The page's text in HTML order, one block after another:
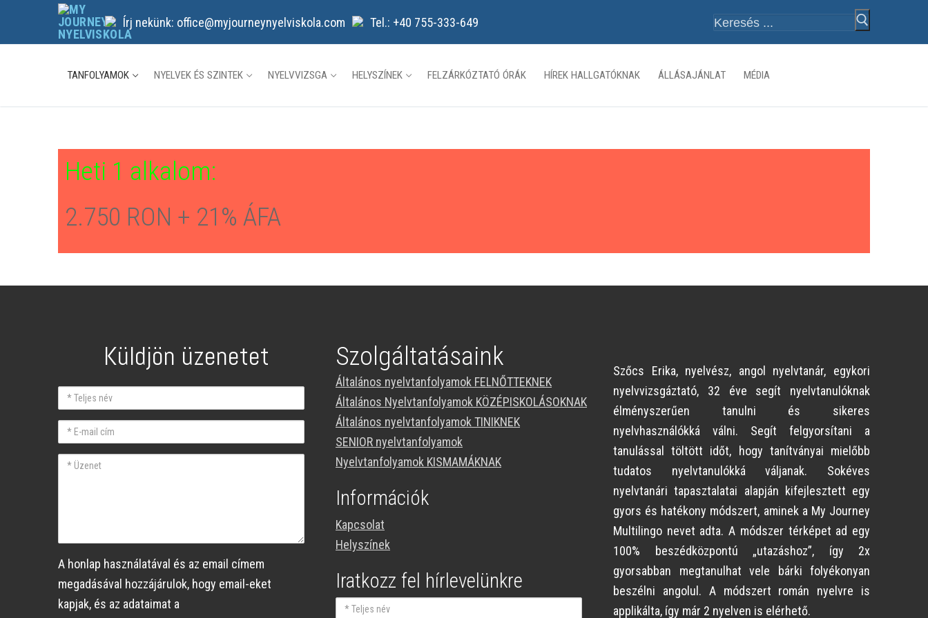
Írj nekünk: office@myjourneynyelviskola.com Tel.: +40 755-333-649 Keresése:
TANFOLYAMOK NYELVEK ÉS SZINTEK NYELVVIZSGA HELYSZÍNEK FELZÁRKÓZTATÓ ÓRÁK HÍREK HALLGATÓKNAK ÁLLÁSAJÁNLAT MÉDIA
Heti 1 alkalom:
2.750 RON + 21% ÁFA
Küldjön üzenetet
Teljes
E-
Üzenet
A honlap használatával és az email címem
megadásával hozzájárulok, hogy email-eket
kapjak, és az adataimat a
Szolgáltatásaink
Általános nyelvtanfolyamok FELNŐTTEKNEK
Általános Nyelvtanfolyamok KÖZÉPISKOLÁSOKNAK
Általános nyelvtanfolyamok TINIKNEK
SENIOR nyelvtanfolyamok
Nyelvtanfolyamok KISMAMÁKNAK
Információk
Kapcsolat
Helyszínek
Iratkozz fel hírlevelünkre
Teljes
Szőcs Erika, nyelvész, angol nyelvtanár, egykori
nyelvvizsgáztató, 32 éve segít nyelvtanulóknak
élményszerűen tanulni és sikeres
nyelvhasználókká válni. Segít felgyorsítani a
tanulással töltött időt, hogy tanítványai mielőbb
tudatos nyelvtanulókká váljanak. Sokéves
nyelvtanári tapasztalatai alapján kifejlesztett egy
gyors és hatékony módszert, aminek a My Journey
Multilingo nevet adta. A módszer térképet ad egy
100% beszédközpontú „utazáshoz”, így 2x
gyorsabban megtanulhat vele bárki folyékonyan
beszélni angolul. A módszert román nyelvre is
applikálta, így már 2 nyelven is elérhető.